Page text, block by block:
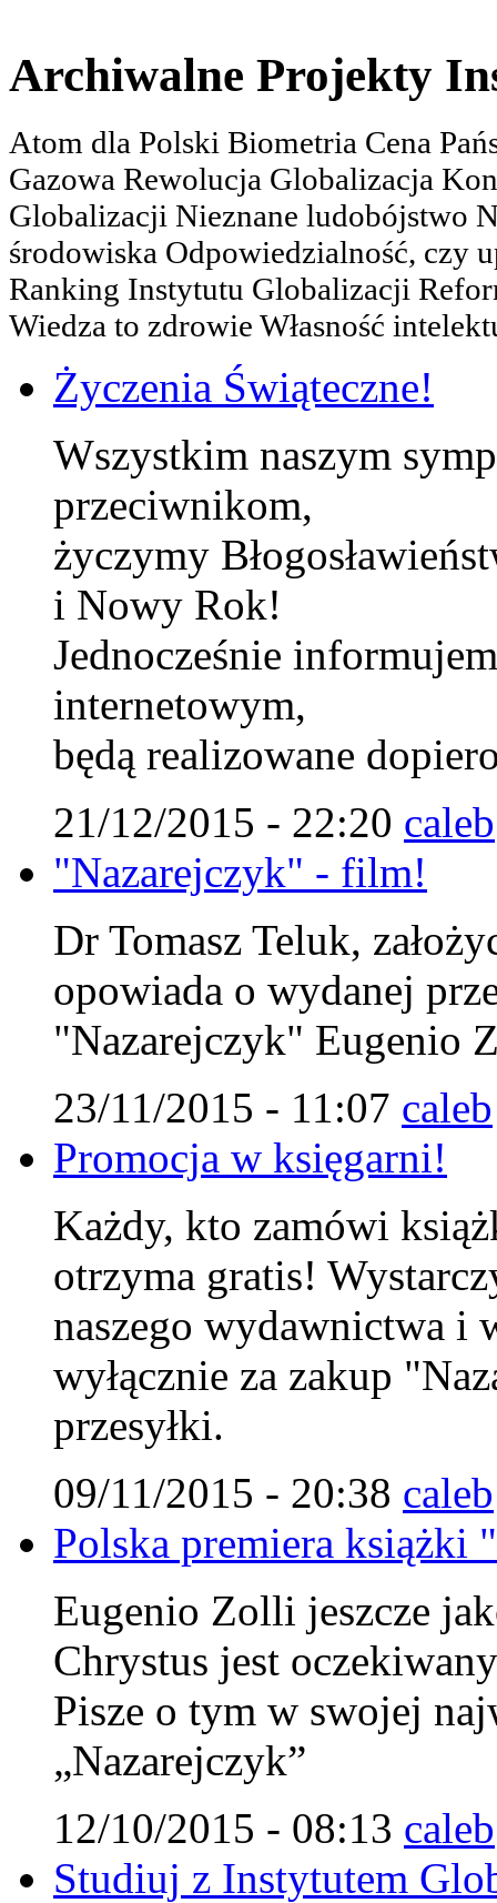
Archiwalne Projekty
Atom dla Polski Biometria Cena
Gazowa Rewolucja Globalizacja
Globalizacji Nieznane ludobójstwo
środowiska Odpowiedzialność, czy
Ranking Instytutu Globalizacji
Wiedza to zdrowie Własność
Życzenia Świąteczne!
Wszystkim naszym
przeciwnikom,
życzymy
i Nowy Rok!
Jednocześnie
internetowym,
będą realizowane
21/12/2015 - 22:20 caleb
"Nazarejczyk" - film!
Dr Tomasz Teluk,
opowiada o wydanej
"Nazarejczyk" Eugenio
23/11/2015 - 11:07 caleb
Promocja w księgarni!
Każdy, kto zamówi
otrzyma gratis!
naszego wydawnictwa i
wyłącznie za zakup
przesyłki.
09/11/2015 - 20:38 caleb
Polska premiera
Eugenio Zolli jeszcze
Chrystus jest
Pisze o tym w swojej
„Nazarejczyk”
12/10/2015 - 08:13 caleb
Studiuj z Instytutem